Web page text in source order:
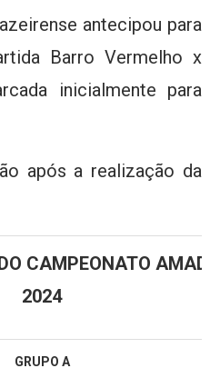
antecipou para
Barro Vermelho x
inicialmente para
após a realização da
CAMPEONATO
2024
GRUPO A